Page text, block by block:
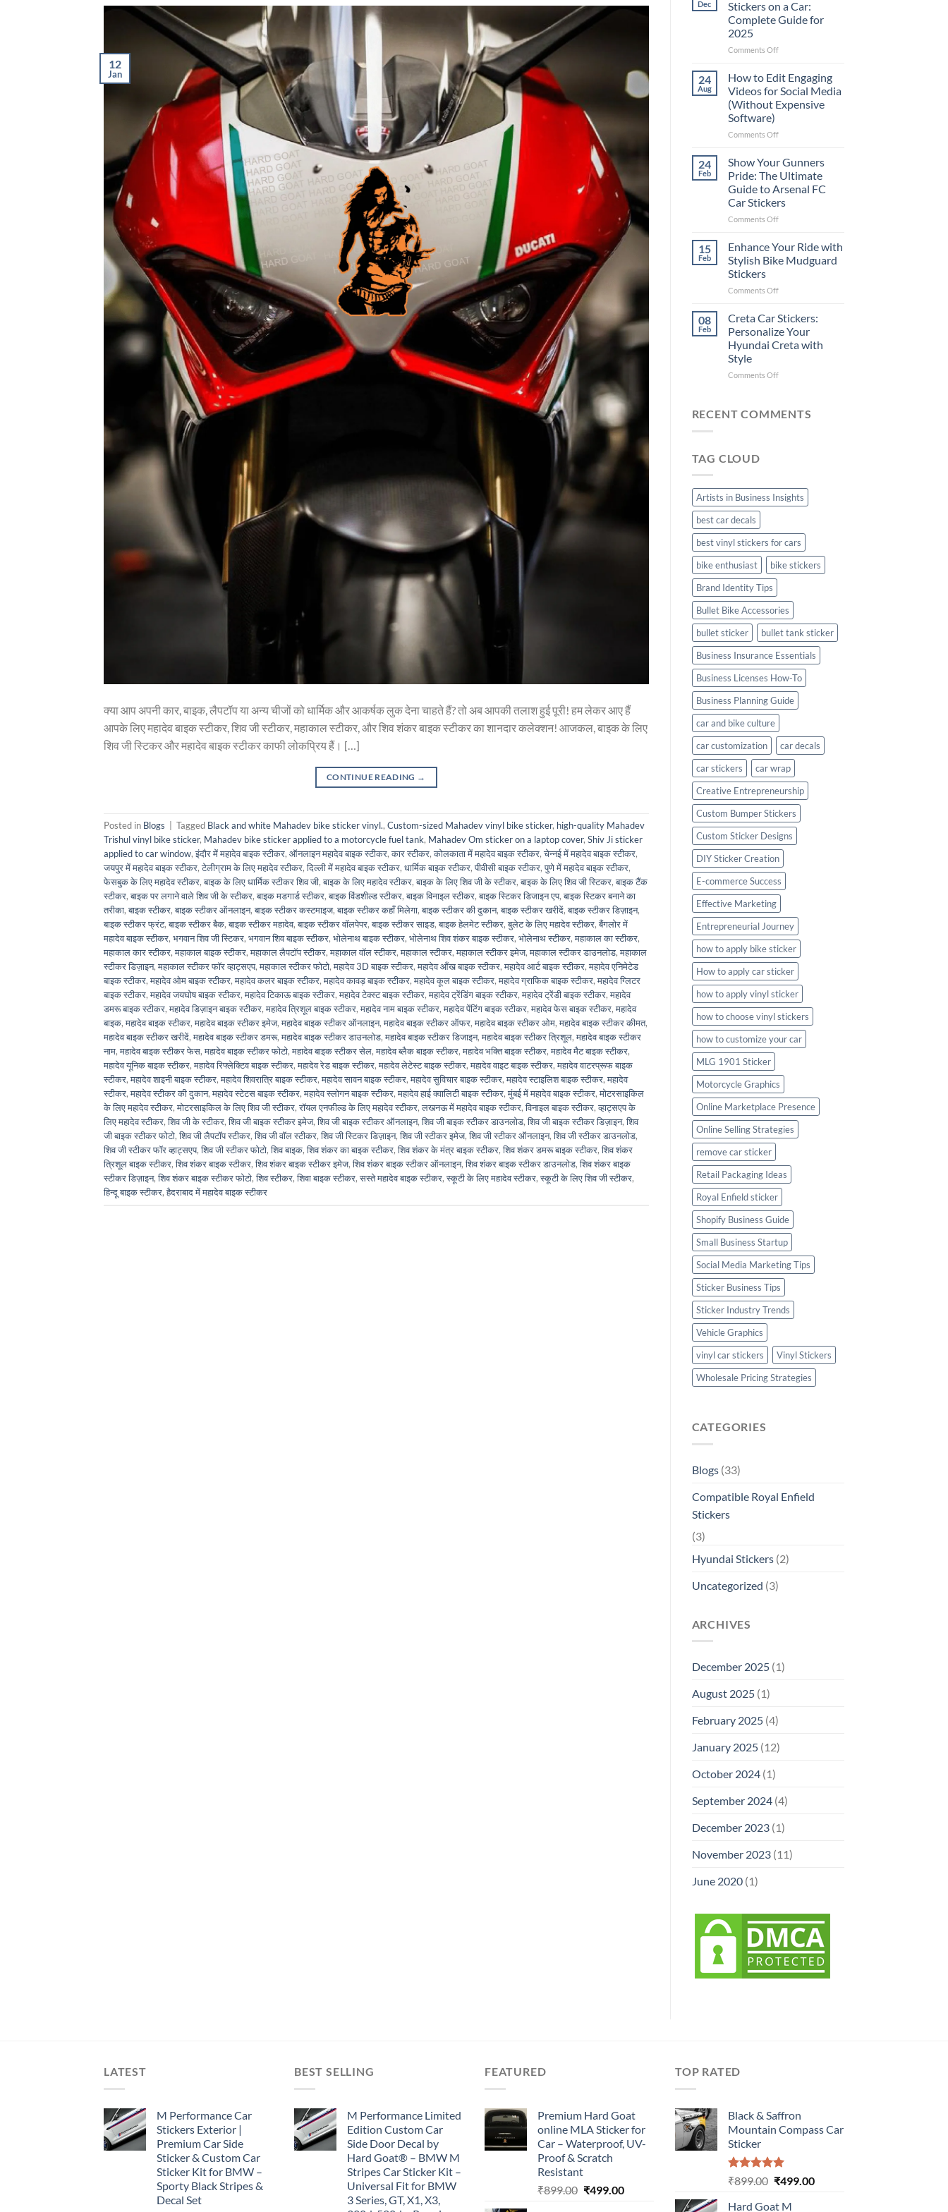
12
Jan
क्या आप अपनी कार, बाइक, लैपटॉप या अन्य चीजों को धार्मिक और आकर्षक लुक देना चाहते हैं? तो अब आपकी तलाश हुई पूरी! हम लेकर आए हैं
आपके लिए महादेव बाइक स्टीकर, शिव जी स्टीकर, महाकाल स्टीकर, और शिव शंकर बाइक स्टीकर का शानदार कलेक्शन! आजकल, बाइक के लिए
शिव जी स्टिकर और महादेव बाइक स्टीकर काफी लोकप्रिय हैं। […]
CONTINUE READING →
Posted in Blogs Tagged Black and white Mahadev bike sticker vinyl., Custom-sized Mahadev vinyl bike sticker, high-quality Mahadev
Trishul vinyl bike sticker, Mahadev bike sticker applied to a motorcycle fuel tank, Mahadev Om sticker on a laptop cover, Shiv Ji sticker
applied to car window,इंदौर में महादेव बाइक स्टीकर, ऑनलाइन महादेव बाइक स्टीकर,कार स्टीकर,कोलकाता में महादेव बाइक स्टीकर,चेन्नई में महादेव बाइक स्टीकर,
जयपुर में महादेव बाइक स्टीकर,टेलीग्राम के लिए महादेव स्टीकर,दिल्ली में महादेव बाइक स्टीकर, धार्मिक बाइक स्टीकर,पीवीसी बाइक स्टीकर,पुणे में महादेव बाइक स्टीकर,
फेसबुक के लिए महादेव स्टीकर,बाइक के लिए धार्मिक स्टीकर शिव जी,बाइक के लिए महादेव स्टीकर,बाइक के लिए शिव जी के स्टीकर,बाइक के लिए शिव जी स्टिकर,बाइक टैंक
स्टीकर,बाइक पर लगाने वाले शिव जी के स्टीकर,बाइक मडगार्ड स्टीकर,बाइक विंडशील्ड स्टीकर,बाइक विनाइल स्टीकर,बाइक स्टिकर डिजाइन एप,बाइक स्टिकर बनाने का
तरीका,बाइक स्टीकर,बाइक स्टीकर ऑनलाइन,बाइक स्टीकर कस्टमाइज,बाइक स्टीकर कहाँ मिलेगा,बाइक स्टीकर की दुकान,बाइक स्टीकर खरीदें,बाइक स्टीकर डिज़ाइन,
बाइक स्टीकर फ्रंट,बाइक स्टीकर बैक,बाइक स्टीकर महादेव,बाइक स्टीकर वॉलपेपर,बाइक स्टीकर साइड,बाइक हेलमेट स्टीकर,बुलेट के लिए महादेव स्टीकर,बैंगलोर में
महादेव बाइक स्टीकर, भगवान शिव जी स्टिकर, भगवान शिव बाइक स्टीकर, भोलेनाथ बाइक स्टीकर, भोलेनाथ शिव शंकर बाइक स्टीकर, भोलेनाथ स्टीकर,महाकाल का स्टीकर,
महाकाल कार स्टीकर,महाकाल बाइक स्टीकर,महाकाल लैपटॉप स्टीकर,महाकाल वॉल स्टीकर,महाकाल स्टीकर,महाकाल स्टीकर इमेज,महाकाल स्टीकर डाउनलोड,महाकाल
स्टीकर डिज़ाइन,महाकाल स्टीकर फॉर व्हाट्सएप,महाकाल स्टीकर फोटो,महादेव 3D बाइक स्टीकर,महादेव आँख बाइक स्टीकर,महादेव आर्ट बाइक स्टीकर,महादेव एनिमेटेड
बाइक स्टीकर,महादेव ओम बाइक स्टीकर,महादेव कलर बाइक स्टीकर,महादेव कावड़ बाइक स्टीकर,महादेव कूल बाइक स्टीकर,महादेव ग्राफिक बाइक स्टीकर,महादेव ग्लिटर
बाइक स्टीकर,महादेव जयघोष बाइक स्टीकर,महादेव टिकाऊ बाइक स्टीकर,महादेव टेक्स्ट बाइक स्टीकर,महादेव ट्रेंडिंग बाइक स्टीकर,महादेव ट्रेंडी बाइक स्टीकर,महादेव
डमरू बाइक स्टीकर,महादेव डिज़ाइन बाइक स्टीकर,महादेव त्रिशूल बाइक स्टीकर,महादेव नाम बाइक स्टीकर,महादेव पेंटिंग बाइक स्टीकर,महादेव फेस बाइक स्टीकर,महादेव
बाइक,महादेव बाइक स्टीकर,महादेव बाइक स्टीकर इमेज,महादेव बाइक स्टीकर ऑनलाइन,महादेव बाइक स्टीकर ऑफर,महादेव बाइक स्टीकर ओम,महादेव बाइक स्टीकर कीमत,
महादेव बाइक स्टीकर खरीदें,महादेव बाइक स्टीकर डमरू,महादेव बाइक स्टीकर डाउनलोड,महादेव बाइक स्टीकर डिजाइन,महादेव बाइक स्टीकर त्रिशूल,महादेव बाइक स्टीकर
नाम,महादेव बाइक स्टीकर फेस,महादेव बाइक स्टीकर फोटो,महादेव बाइक स्टीकर सेल,महादेव ब्लैक बाइक स्टीकर,महादेव भक्ति बाइक स्टीकर,महादेव मैट बाइक स्टीकर,
महादेव यूनिक बाइक स्टीकर,महादेव रिफ्लेक्टिव बाइक स्टीकर,महादेव रेड बाइक स्टीकर,महादेव लेटेस्ट बाइक स्टीकर,महादेव वाइट बाइक स्टीकर,महादेव वाटरप्रूफ बाइक
स्टीकर,महादेव शाइनी बाइक स्टीकर,महादेव शिवरात्रि बाइक स्टीकर,महादेव सावन बाइक स्टीकर,महादेव सुविचार बाइक स्टीकर,महादेव स्टाइलिश बाइक स्टीकर,महादेव
स्टीकर,महादेव स्टीकर की दुकान,महादेव स्टेटस बाइक स्टीकर,महादेव स्लोगन बाइक स्टीकर,महादेव हाई क्वालिटी बाइक स्टीकर,मुंबई में महादेव बाइक स्टीकर,मोटरसाइकिल
के लिए महादेव स्टीकर,मोटरसाइकिल के लिए शिव जी स्टीकर,रॉयल एनफील्ड के लिए महादेव स्टीकर,लखनऊ में महादेव बाइक स्टीकर,विनाइल बाइक स्टीकर,व्हाट्सएप के
लिए महादेव स्टीकर,शिव जी के स्टीकर,शिव जी बाइक स्टीकर इमेज,शिव जी बाइक स्टीकर ऑनलाइन,शिव जी बाइक स्टीकर डाउनलोड,शिव जी बाइक स्टीकर डिज़ाइन,शिव
जी बाइक स्टीकर फोटो,शिव जी लैपटॉप स्टीकर,शिव जी वॉल स्टीकर,शिव जी स्टिकर डिज़ाइन,शिव जी स्टीकर इमेज,शिव जी स्टीकर ऑनलाइन,शिव जी स्टीकर डाउनलोड,
शिव जी स्टीकर फॉर व्हाट्सएप,शिव जी स्टीकर फोटो,शिव बाइक,शिव शंकर का बाइक स्टीकर,शिव शंकर के मंत्र बाइक स्टीकर,शिव शंकर डमरू बाइक स्टीकर,शिव शंकर
त्रिशूल बाइक स्टीकर,शिव शंकर बाइक स्टीकर,शिव शंकर बाइक स्टीकर इमेज,शिव शंकर बाइक स्टीकर ऑनलाइन,शिव शंकर बाइक स्टीकर डाउनलोड,शिव शंकर बाइक
स्टीकर डिज़ाइन,शिव शंकर बाइक स्टीकर फोटो,शिव स्टीकर,शिवा बाइक स्टीकर,सस्ते महादेव बाइक स्टीकर,स्कूटी के लिए महादेव स्टीकर,स्कूटी के लिए शिव जी स्टीकर,
हिन्दू बाइक स्टीकर,हैदराबाद में महादेव बाइक स्टीकर
Dec
Stickers on a Car:
Complete Guide for
2025
Comments Offon
Places
Put
Stickers
a
Complete
Guide
for
2025
24
Aug
How to Edit Engaging
Videos for Social Media
(Without Expensive
Software)
Comments Offon
to
Engaging
Videos
for
Social
(Without
Expensive
Software)
24
Feb
Show Your Gunners
Pride: The Ultimate
Guide to Arsenal FC
Car Stickers
Comments Offon
Your
Pride:
Ultimate
to
Arsenal
FC
Car
15
Feb
Enhance Your Ride with
Stylish Bike Mudguard
Stickers
Comments Offon
Your
with
Stylish
Mudguard
08
Feb
Creta Car Stickers:
Personalize Your
Hyundai Creta with
Style
Comments Offon
Stickers:
RECENT COMMENTS
TAG CLOUD
Artists in Business Insights
best car decals
best vinyl stickers for cars
bike enthusiast
bike stickers
Brand Identity Tips
Bullet Bike Accessories
bullet sticker
bullet tank sticker
Business Insurance Essentials
Business Licenses How-To
Business Planning Guide
car and bike culture
car customization
car decals
car stickers
car wrap
Creative Entrepreneurship
Custom Bumper Stickers
Custom Sticker Designs
DIY Sticker Creation
E-commerce Success
Effective Marketing
Entrepreneurial Journey
how to apply bike sticker
How to apply car sticker
how to apply vinyl sticker
how to choose vinyl stickers
how to customize your car
MLG 1901 Sticker
Motorcycle Graphics
Online Marketplace Presence
Online Selling Strategies
remove car sticker
Retail Packaging Ideas
Royal Enfield sticker
Shopify Business Guide
Small Business Startup
Social Media Marketing Tips
Sticker Business Tips
Sticker Industry Trends
Vehicle Graphics
vinyl car stickers
Vinyl Stickers
Wholesale Pricing Strategies
CATEGORIES
Blogs(33)
Compatible Royal Enfield
Stickers
(3)
Hyundai Stickers(2)
Uncategorized (3)
ARCHIVES
December 2025(1)
August 2025(1)
February 2025(4)
January 2025(12)
October 2024(1)
September 2024(4)
December 2023(1)
November 2023(11)
June 2020(1)
LATEST
M Performance Car
Stickers Exterior |
Premium Car Side
Sticker & Custom Car
Sticker Kit for BMW –
Sporty Black Stripes &
Decal Set
BEST SELLING
M Performance Limited
Edition Custom Car
Side Door Decal by
Hard Goat® – BMW M
Stripes Car Sticker Kit –
Universal Fit for BMW
3 Series, GT, X1, X3,
FEATURED
Premium Hard Goat
online MLA Sticker for
Car – Waterproof, UV-
Proof & Scratch
Resistant
₹899.00 Original
₹499.00Current
TOP RATED
Black & Saffron
Mountain Compass Car
Sticker
Rated5.00
₹899.00 Original
₹499.00Current
Hard Goat M